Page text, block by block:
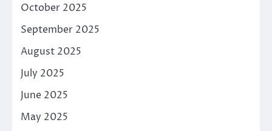
October 2025
September 2025
August 2025
July 2025
June 2025
May 2025